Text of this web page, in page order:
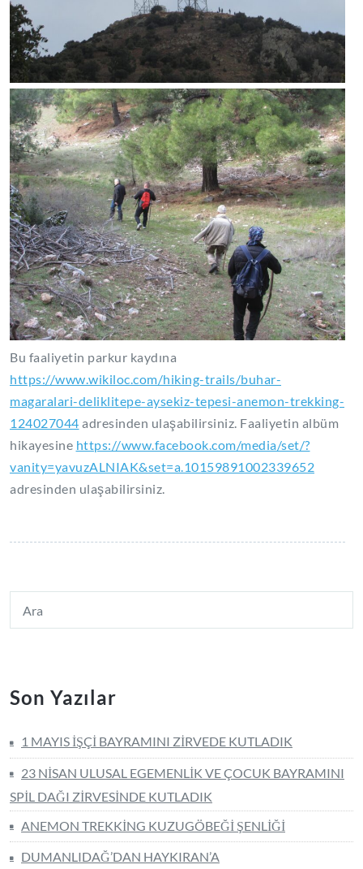
Bu faaliyetin parkur kaydına
https://www.wikiloc.com/hiking-trails/buhar-
magaralari-deliklitepe-aysekiz-tepesi-anemon-trekking-
124027044 adresinden ulaşabilirsiniz. Faaliyetin albüm
hikayesine https://www.facebook.com/media/set/?
vanity=yavuzALNIAK&set=a.10159891002339652
adresinden ulaşabilirsiniz.
Son Yazılar
1 MAYIS İŞÇİ BAYRAMINI ZİRVEDE KUTLADIK
23 NİSAN ULUSAL EGEMENLİK VE ÇOCUK BAYRAMINI
SPİL DAĞI ZİRVESİNDE KUTLADIK
ANEMON TREKKİNG KUZUGÖBEĞİ ŞENLİĞİ
DUMANLIDAĞ’DAN HAYKIRAN’A